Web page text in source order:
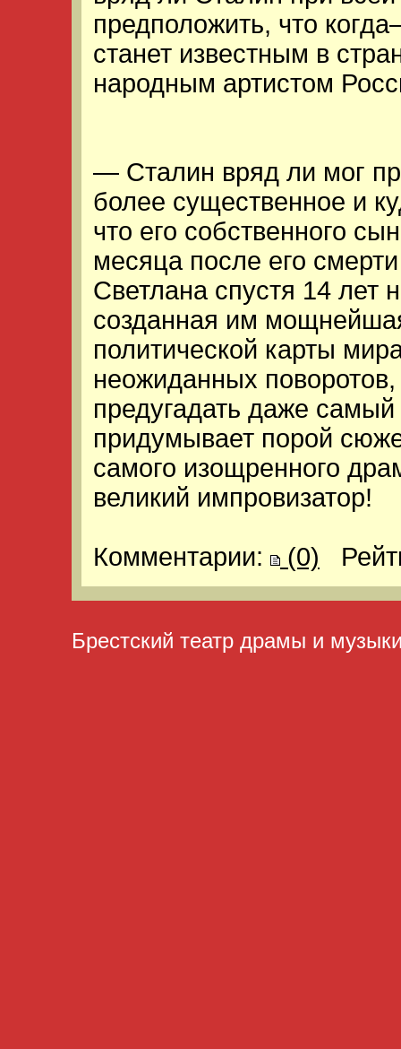
предположить, что
станет известным в
народным артистом
— Сталин вряд ли мог
более существенное и
что его собственного
месяца после его
Светлана спустя 14 лет
созданная им
политической карты
неожиданных
предугадать даже
придумывает порой
самого изощренного
великий импровизатор!
Комментарии: (0)
Брестский театр драмы и